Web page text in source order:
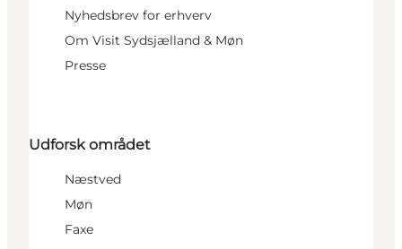
Nyhedsbrev for erhverv
Om Visit Sydsjælland & Møn
Presse
Udforsk området
Næstved
Møn
Faxe